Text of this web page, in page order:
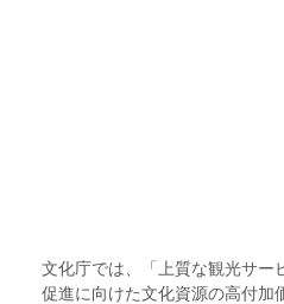
文化庁では、「上質な観光サー
促進に向けた文化資源の高付加